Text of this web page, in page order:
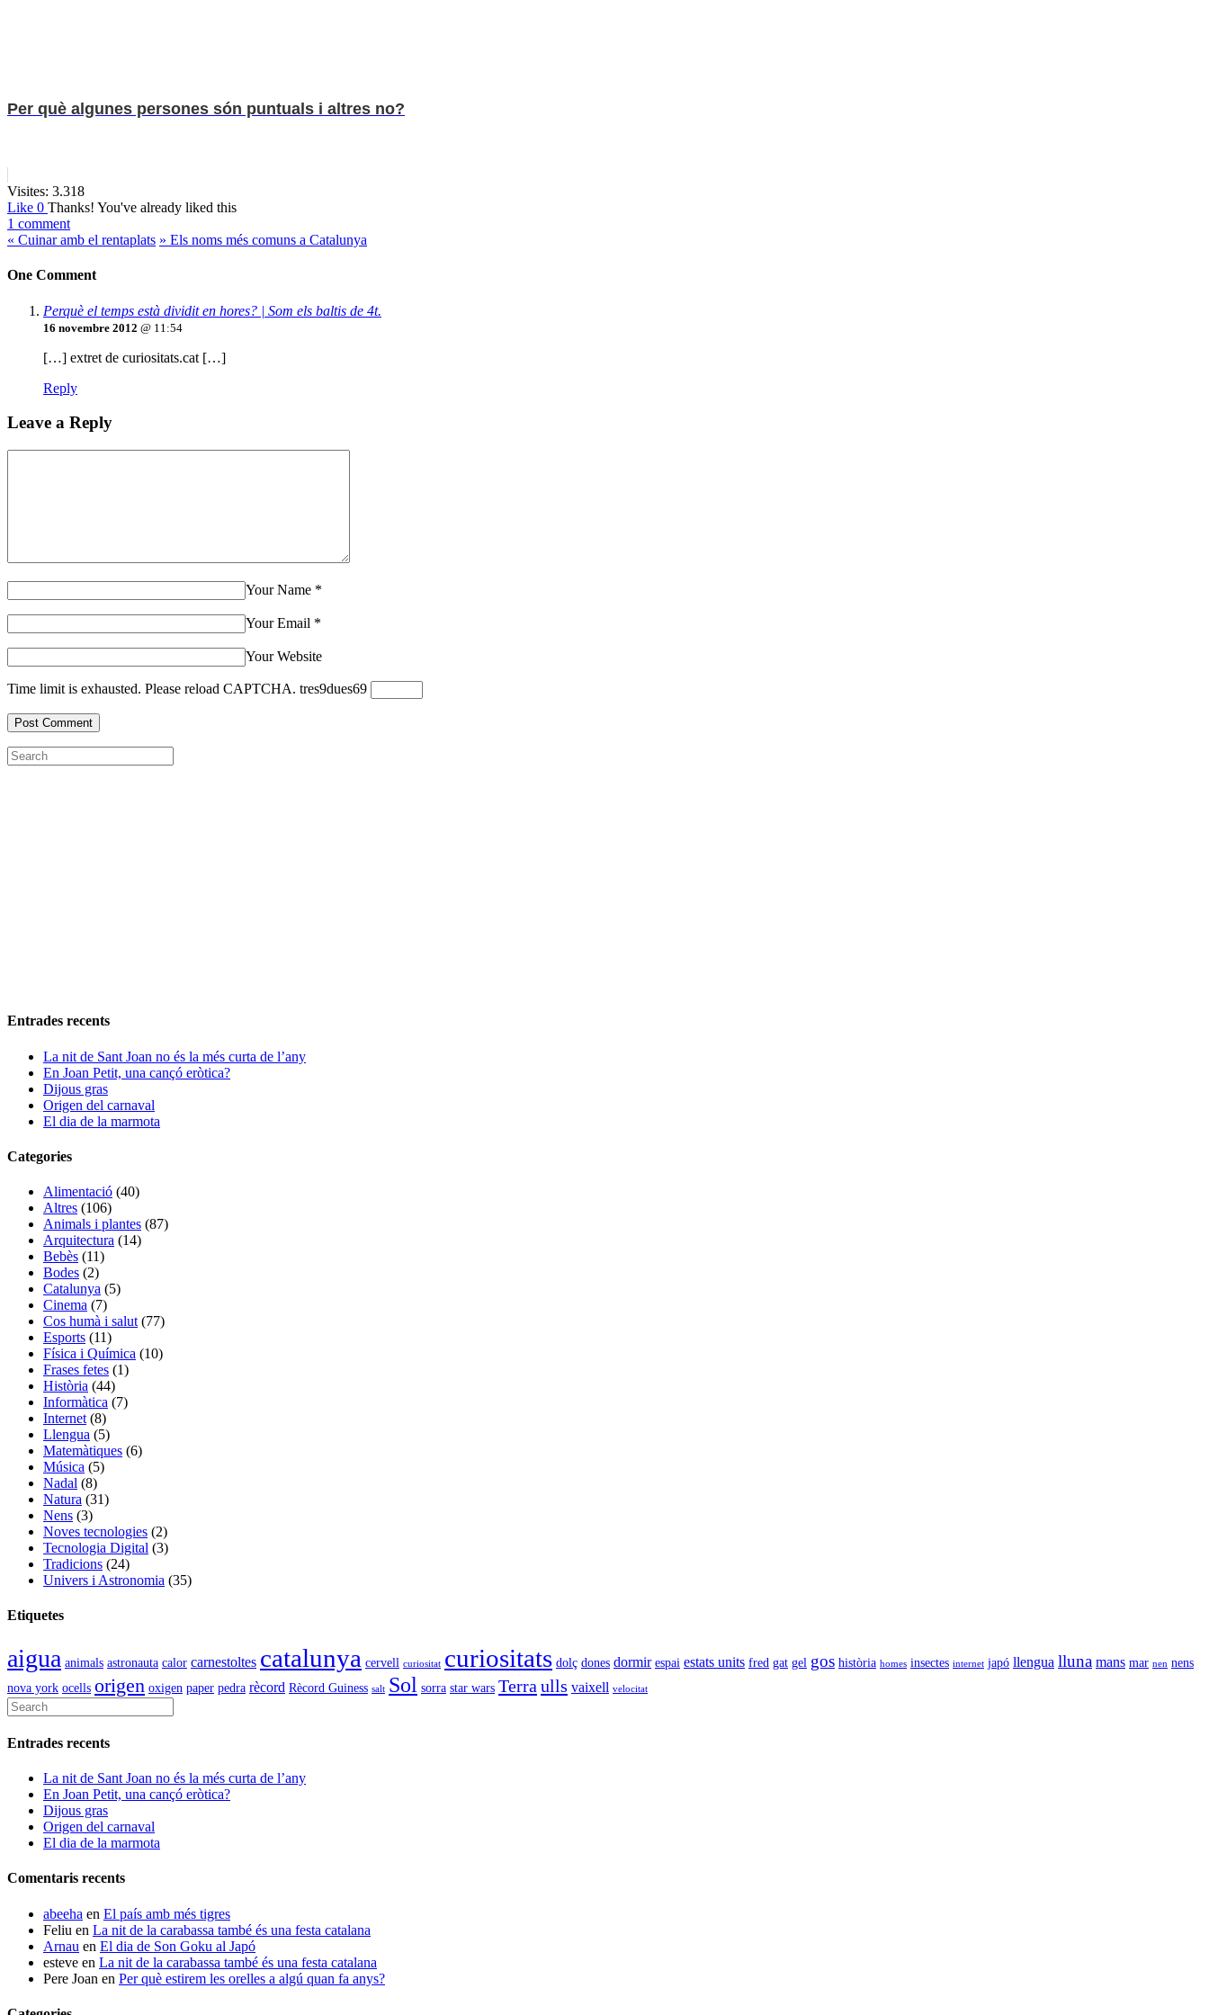
Per què algunes persones són puntuals i altres no?
Visites: 3.318
Like 0 Thanks! You've already liked this
1 comment
« Cuinar amb el rentaplats » Els noms més comuns a Catalunya
One Comment
Perquè el temps està dividit en hores? | Som els baltis de 4t.
16 novembre 2012 @ 11:54
[…] extret de curiositats.cat […]
Reply
Leave a Reply
Your Name *
Your Email *
Your Website
Time limit is exhausted. Please reload CAPTCHA. tres9dues69
Entrades recents
La nit de Sant Joan no és la més curta de l’any
En Joan Petit, una cançó eròtica?
Dijous gras
Origen del carnaval
El dia de la marmota
Categories
Alimentació (40)
Altres (106)
Animals i plantes (87)
Arquitectura (14)
Bebès (11)
Bodes (2)
Catalunya (5)
Cinema (7)
Cos humà i salut (77)
Esports (11)
Física i Química (10)
Frases fetes (1)
Història (44)
Informàtica (7)
Internet (8)
Llengua (5)
Matemàtiques (6)
Música (5)
Nadal (8)
Natura (31)
Nens (3)
Noves tecnologies (2)
Tecnologia Digital (3)
Tradicions (24)
Univers i Astronomia (35)
Etiquetes
aigua animals astronauta calor carnestoltes catalunya cervell curiositat curiositats dolç dones dormir espai estats units fred gat gel gos història homes insectes internet japó llengua lluna mans mar nen nens
nova york ocells origen oxigen paper pedra rècord Rècord Guiness salt Sol sorra star wars Terra ulls vaixell velocitat
Entrades recents
La nit de Sant Joan no és la més curta de l’any
En Joan Petit, una cançó eròtica?
Dijous gras
Origen del carnaval
El dia de la marmota
Comentaris recents
abeeha en El país amb més tigres
Feliu en La nit de la carabassa també és una festa catalana
Arnau en El dia de Son Goku al Japó
esteve en La nit de la carabassa també és una festa catalana
Pere Joan en Per què estirem les orelles a algú quan fa anys?